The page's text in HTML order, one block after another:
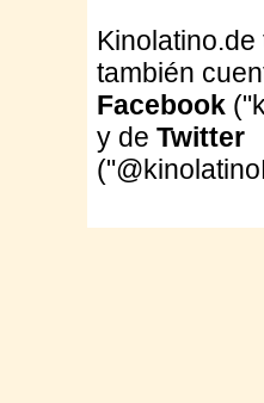
también
Facebook
y de Twitter